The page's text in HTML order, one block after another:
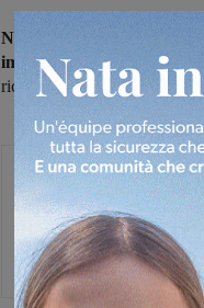
Nel prossimo turno
impegno casalingo:
i
riceveranno il Follonica